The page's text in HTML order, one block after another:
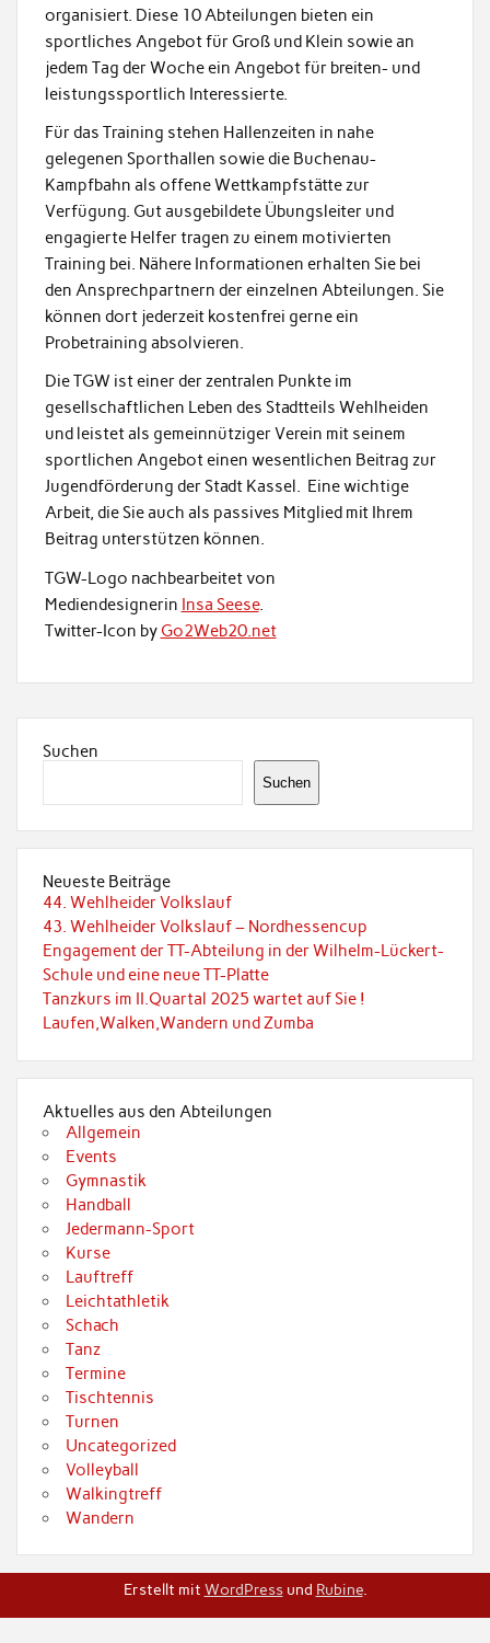
organisiert. Diese 10 Abteilungen bieten ein
sportliches Angebot für Groß und Klein sowie an
jedem Tag der Woche ein Angebot für breiten- und
leistungssportlich Interessierte.
Für das Training stehen Hallenzeiten in nahe
gelegenen Sporthallen sowie die Buchenau-
Kampfbahn als offene Wettkampfstätte zur
Verfügung. Gut ausgebildete Übungsleiter und
engagierte Helfer tragen zu einem motivierten
Training bei. Nähere Informationen erhalten Sie bei
den Ansprechpartnern der einzelnen Abteilungen. Sie
können dort jederzeit kostenfrei gerne ein
Probetraining absolvieren.
Die TGW ist einer der zentralen Punkte im
gesellschaftlichen Leben des Stadtteils Wehlheiden
und leistet als gemeinnütziger Verein mit seinem
sportlichen Angebot einen wesentlichen Beitrag zur
Jugendförderung der Stadt Kassel. Eine wichtige
Arbeit, die Sie auch als passives Mitglied mit Ihrem
Beitrag unterstützen können.
TGW-Logo nachbearbeitet von
Mediendesignerin Insa Seese.
Twitter-Icon by Go2Web20.net
Suchen
Suchen
Neueste Beiträge
44. Wehlheider Volkslauf
43. Wehlheider Volkslauf – Nordhessencup
Engagement der TT-Abteilung in der Wilhelm-Lückert-
Schule und eine neue TT-Platte
Tanzkurs im II.Quartal 2025 wartet auf Sie !
Laufen,Walken,Wandern und Zumba
Aktuelles aus den Abteilungen
Allgemein
Events
Gymnastik
Handball
Jedermann-Sport
Kurse
Lauftreff
Leichtathletik
Schach
Tanz
Termine
Tischtennis
Turnen
Uncategorized
Volleyball
Walkingtreff
Wandern
Erstellt mit WordPressund Rubine.